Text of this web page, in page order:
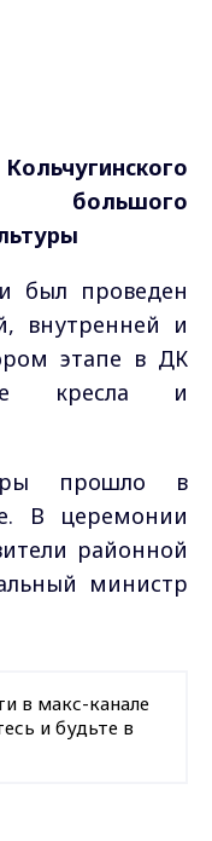
был проведен
внутренней и
этапе в ДК
кресла и
прошло в
В церемонии
районной
министр
в макс-канале
и будьте в